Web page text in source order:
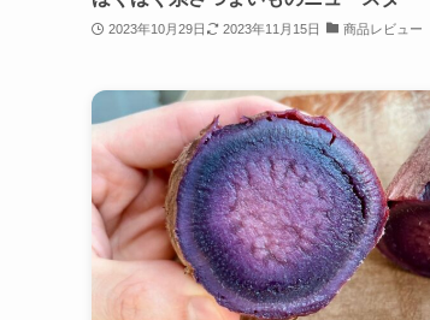
2023年10月29日 2023年11月15日 商品レビュー